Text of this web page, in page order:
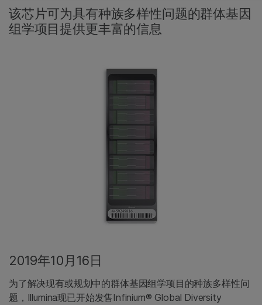
该芯片可为具有种族多样性问题的群体基因
组学项目提供更丰富的信息
2019年10月16日
为了解决现有或规划中的群体基因组学项目的种族多样性问
题，Illumina现已开始发售Infinium® Global Diversity